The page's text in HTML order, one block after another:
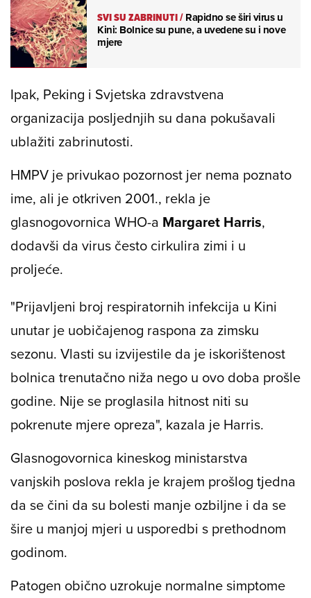
SVI SU ZABRINUTI/Rapidno se širi virus u
Kini: Bolnice su pune, a uvedene su i nove
mjere
Ipak, Peking i Svjetska zdravstvena
organizacija posljednjih su dana pokušavali
ublažiti zabrinutosti.
HMPV je privukao pozornost jer nema poznato
ime, ali je otkriven 2001., rekla je
glasnogovornica WHO-a Margaret Harris,
dodavši da virus često cirkulira zimi i u
proljeće.
"Prijavljeni broj respiratornih infekcija u Kini
unutar je uobičajenog raspona za zimsku
sezonu. Vlasti su izvijestile da je iskorištenost
bolnica trenutačno niža nego u ovo doba prošle
godine. Nije se proglasila hitnost niti su
pokrenute mjere opreza", kazala je Harris.
Glasnogovornica kineskog ministarstva
vanjskih poslova rekla je krajem prošlog tjedna
da se čini da su bolesti manje ozbiljne i da se
šire u manjoj mjeri u usporedbi s prethodnom
godinom.
Patogen obično uzrokuje normalne simptome